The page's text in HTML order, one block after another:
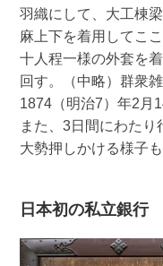
羽織にして、大工棟
麻上下を着用してこ
十人程一様の外套を
回す。（中略）群衆
1874（明治7）年2月
また、3日間にわた
大勢押しかける様子
日本初の私立銀行